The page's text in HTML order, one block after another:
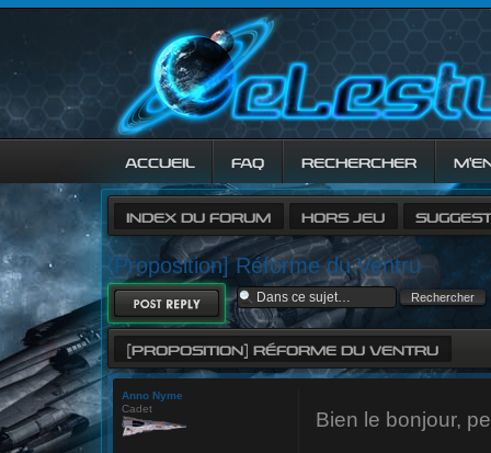
ACCUEIL FAQ RECHERCHER
INDEX DU FORUM HORS JEU
[Proposition] Réforme du Ventru
RÉPONDRE
[PROPOSITION] RÉFORME DU VENTRU
Bien le bonjour,
Anno Nyme
Cadet